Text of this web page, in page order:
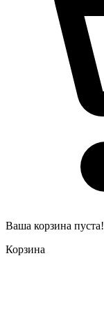
Ваша корзина пуста!
Корзина